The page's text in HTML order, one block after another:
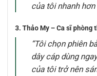
của tôi nhanh hơn
3. Thảo My – Ca sĩ phòng
“Tôi chọn phiên
dây cáp dùng
của tôi trở nên